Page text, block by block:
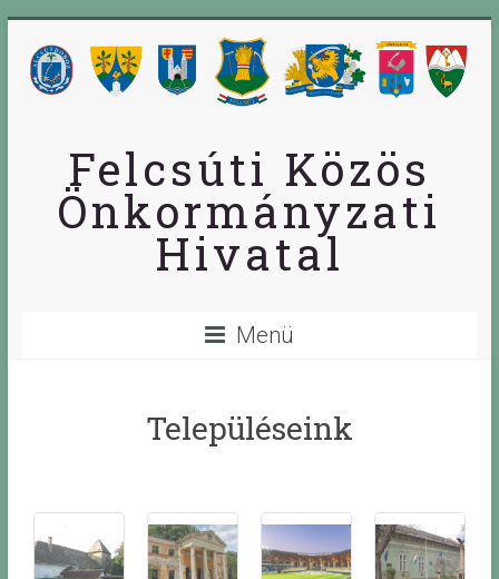
Felcsúti Közös
Önkormányzati
Hivatal
Menü
Településeink